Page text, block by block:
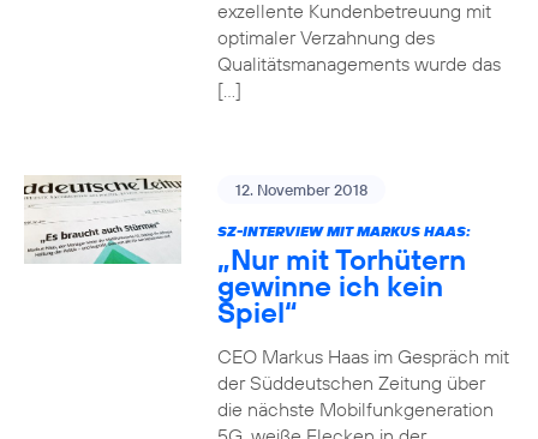
exzellente Kundenbetreuung mit
optimaler Verzahnung des
Qualitätsmanagements wurde das
[…]
12. November 2018
SZ-INTERVIEW MIT MARKUS HAAS:
„Nur mit Torhütern
gewinne ich kein
Spiel“
CEO Markus Haas im Gespräch mit
der Süddeutschen Zeitung über
die nächste Mobilfunkgeneration